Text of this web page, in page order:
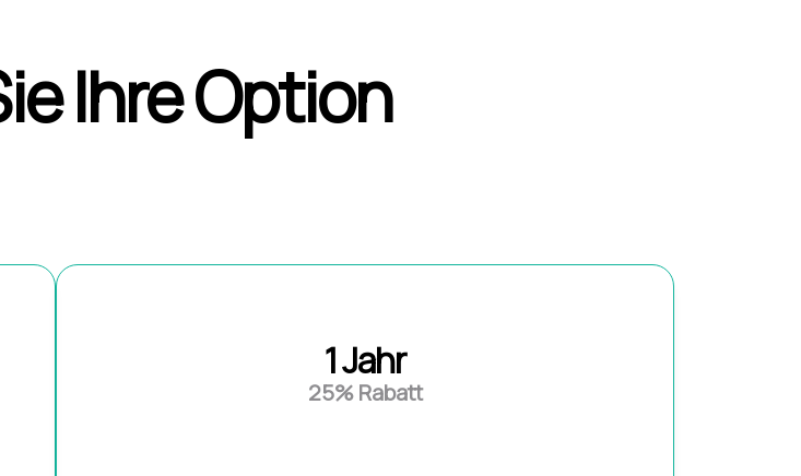
Ihre Option
1 Jahr
25% Rabatt